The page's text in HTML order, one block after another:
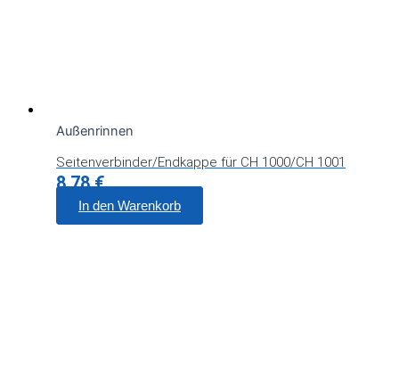
Außenrinnen
Seitenverbinder/Endkappe für CH 1000/CH 1001
8,78€
In den Warenkorb